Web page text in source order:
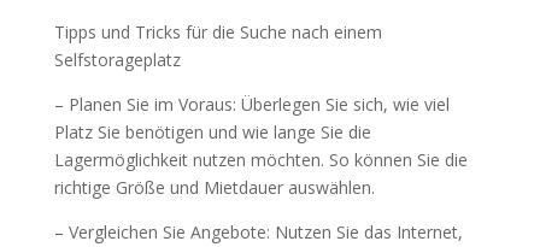
Tipps und Tricks für die Suche nach einem
Selfstorageplatz
– Planen Sie im Voraus: Überlegen Sie sich, wie viel
Platz Sie benötigen und wie lange Sie die
Lagermöglichkeit nutzen möchten. So können Sie die
richtige Größe und Mietdauer auswählen.
– Vergleichen Sie Angebote: Nutzen Sie das Internet,